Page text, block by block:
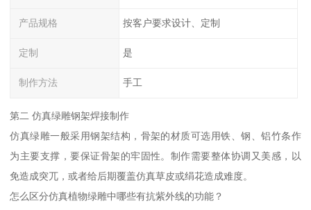
产品规格 按客户要求设计、定制
定制 是
制作方法 手工
第二 仿真绿雕钢架焊接制作
仿真绿雕一般采用钢架结构，骨架的材质可选用铁、钢、铝竹条作
为主要支撑，要保证骨架的牢固性。制作需要整体协调又美感，以
免造成突兀，或者给后期覆盖仿真草皮或绢花造成难度。
怎么区分仿真植物绿雕中哪些有抗紫外线的功能？